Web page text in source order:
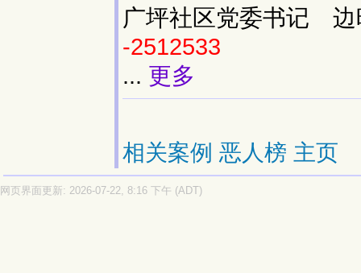
广坪社区党委书记
-2512533
... 更多
相关案例 恶人榜 主页
网页界面更新: 2026-07-22, 8:16 下午 (ADT)